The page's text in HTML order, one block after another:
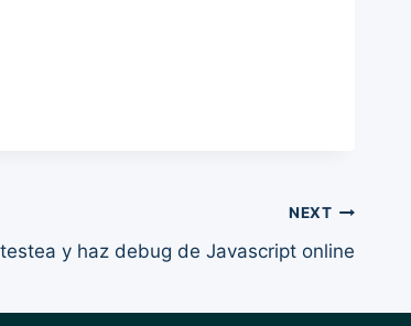
NEXT
y haz debug de Javascript online